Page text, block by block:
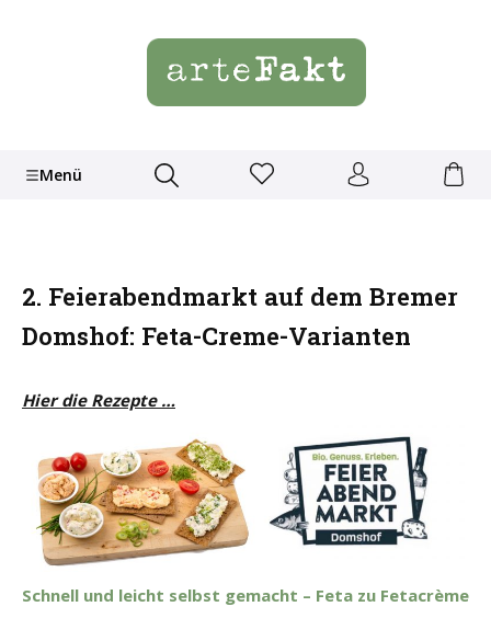
Menü
2. Feierabendmarkt auf dem Bremer
Domshof: Feta-Creme-Varianten
Hier die Rezepte …
Schnell und leicht selbst gemacht – Feta zu Fetacrème